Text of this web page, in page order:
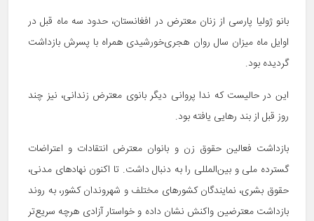
بانو ژولیا پارسی از زنان معترض در افغانستان، حدود سه ماه قبل در
اوایل ماه میزان سال روان هجری‌خورشیدی همراه با پسرش بازداشت
گردیده بود.
این در حالیست که ندا پروانی دیگر بانوی معترض زندانی، نیز چند
روز قبل از بند رهایی یافته بود.
بازداشت فعالین حقوق زن و بانوان معترض انتقادات و اعتراضات
گسترده ملی و بین‌المللی را به دنبال داشت. تا اکنون نهادهای مدنی،
حقوق بشری، نمایندگان کشورهای مختلف و شهروندان کشور، به روند
بازداشت معترضین واکنش نشان داده و خواستار آزادی هرچه سریع‌تر